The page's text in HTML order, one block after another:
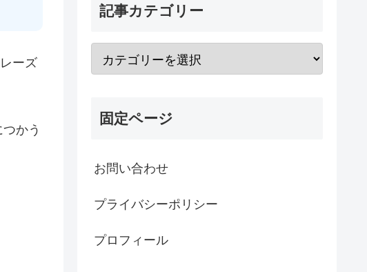
ーズ
かう
記事カテゴリー
固定ページ
お問い合わせ
プライバシーポリシー
プロフィール